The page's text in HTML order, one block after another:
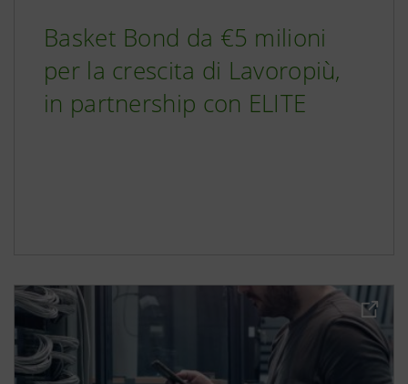
Basket Bond da €5 milioni
per la crescita di Lavoropiù,
in partnership con ELITE